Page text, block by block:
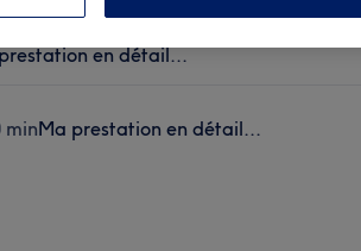
en détail...
minMa prestation en détail...